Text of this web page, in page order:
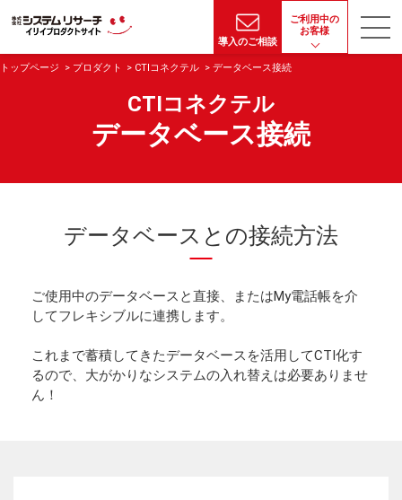
導入のご相談
ご利用中の
お客様
トップページ プロダクト CTIコネクテル データベース接続
CTIコネクテル
データベース接続
データベースとの接続方法
ご使用中のデータベースと直接、またはMy電話帳を介
してフレキシブルに連携します。
これまで蓄積してきたデータベースを活用してCTI化す
るので、大がかりなシステムの入れ替えは必要ありませ
ん！